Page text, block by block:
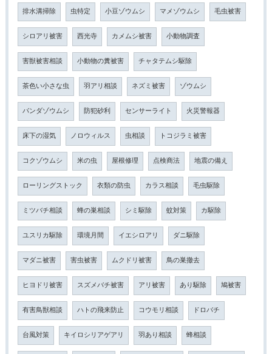
排水溝掃除 虫特定 小豆ゾウムシ マメゾウムシ 毛虫被害
シロアリ被害 西光寺 カメムシ被害 小動物調査
害獣被害相談 小動物の糞被害 チャタテムシ駆除
茶色い小さな虫 羽アリ相談 ネズミ被害 ゾウムシ
パンダゾウムシ 防犯砂利 センサーライト 火災警報器
床下の湿気 ノロウィルス 虫相談 トコジラミ被害
コクゾウムシ 米の虫 屋根修理 点検商法 地震の備え
ローリングストック 衣類の防虫 カラス相談 毛虫駆除
ミツバチ相談 蜂の巣相談 シミ駆除 蚊対策 カ駆除
ユスリカ駆除 環境月間 イエシロアリ ダニ駆除
マダニ被害 害虫被害 ムクドリ被害 鳥の巣撤去
ヒヨドリ被害 スズメバチ被害 アリ被害 あり駆除 鳩被害
有害鳥獣相談 ハトの飛来防止 コウモリ相談 ドロバチ
台風対策 キイロシリアゲアリ 羽あり相談 蜂相談